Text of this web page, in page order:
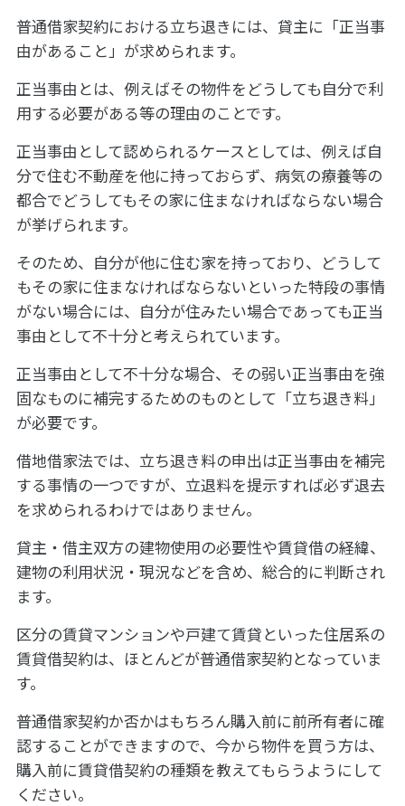
普通借家契約における立ち退きには、貸主に「正当事
由があること」が求められます。
正当事由とは、例えばその物件をどうしても自分で利
用する必要がある等の理由のことです。
正当事由として認められるケースとしては、例えば自
分で住む不動産を他に持っておらず、病気の療養等の
都合でどうしてもその家に住まなければならない場合
が挙げられます。
そのため、自分が他に住む家を持っており、どうして
もその家に住まなければならないといった特段の事情
がない場合には、自分が住みたい場合であっても正当
事由として不十分と考えられています。
正当事由として不十分な場合、その弱い正当事由を強
固なものに補完するためのものとして「立ち退き料」
が必要です。
借地借家法では、立ち退き料の申出は正当事由を補完
する事情の一つですが、立退料を提示すれば必ず退去
を求められるわけではありません。
貸主・借主双方の建物使用の必要性や賃貸借の経緯、
建物の利用状況・現況などを含め、総合的に判断され
ます。
区分の賃貸マンションや戸建て賃貸といった住居系の
賃貸借契約は、ほとんどが普通借家契約となっていま
す。
普通借家契約か否かはもちろん購入前に前所有者に確
認することができますので、今から物件を買う方は、
購入前に賃貸借契約の種類を教えてもらうようにして
ください。